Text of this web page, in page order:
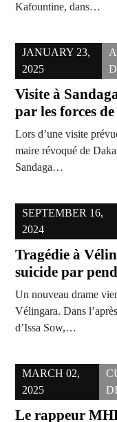
Kafountine, dans…
JANUARY 23,
2025
Visite à
par les forces
Lors d’une visite
maire révoqué de
Sandaga…
SEPTEMBER 16,
2024
Tragédie à
suicide par
Un nouveau drame
Vélingara. Dans
d’Issa Sow,…
MARCH 02,
2025
Le rappeur